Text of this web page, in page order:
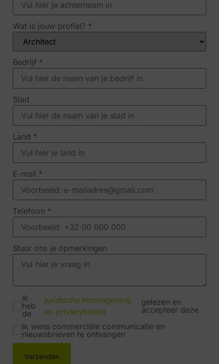
Wat is jouw profiel? *
Bedrijf *
Stad
Land *
E-mail *
Telefoon *
Stuur ons je opmerkingen
Ik
heb
de
juridische kennisgeving
en privacybeleid
gelezen en
accepteer deze
Ik wens commerciële communicatie en
nieuwsbrieven te ontvangen
Verzenden